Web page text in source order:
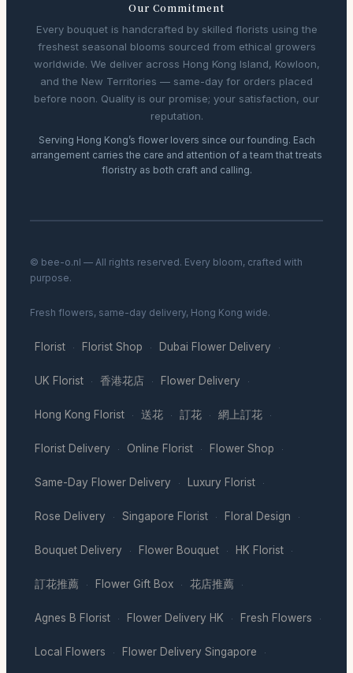
Our Commitment
Every bouquet is handcrafted by skilled florists using the
freshest seasonal blooms sourced from ethical growers
worldwide. We deliver across Hong Kong Island, Kowloon,
and the New Territories — same-day for orders placed
before noon. Quality is our promise; your satisfaction, our
reputation.
Serving Hong Kong’s flower lovers since our founding. Each
arrangement carries the care and attention of a team that treats
floristry as both craft and calling.
© bee-o.nl — All rights reserved. Every bloom, crafted with
purpose.
Fresh flowers, same-day delivery, Hong Kong wide.
Florist · Florist Shop · Dubai Flower Delivery ·
UK Florist · 香港花店 · Flower Delivery ·
Hong Kong Florist · 送花 · 訂花 · 網上訂花 ·
Florist Delivery · Online Florist · Flower Shop ·
Same-Day Flower Delivery · Luxury Florist ·
Rose Delivery · Singapore Florist · Floral Design ·
Bouquet Delivery · Flower Bouquet · HK Florist ·
訂花推薦 · Flower Gift Box · 花店推薦 ·
Agnes B Florist · Flower Delivery HK · Fresh Flowers ·
Local Flowers · Flower Delivery Singapore ·